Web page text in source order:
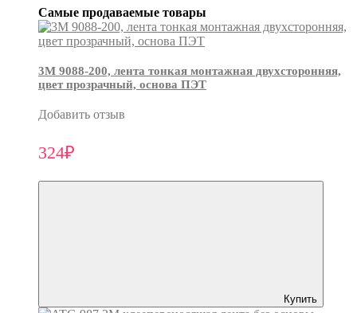
Самые продаваемые товары
3М 9088-200, лента тонкая монтажная двухсторонняя,
цвет прозрачный, основа ПЭТ
Добавить отзыв
324₽
Купить